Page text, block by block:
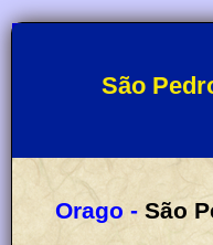
São
Orago - São